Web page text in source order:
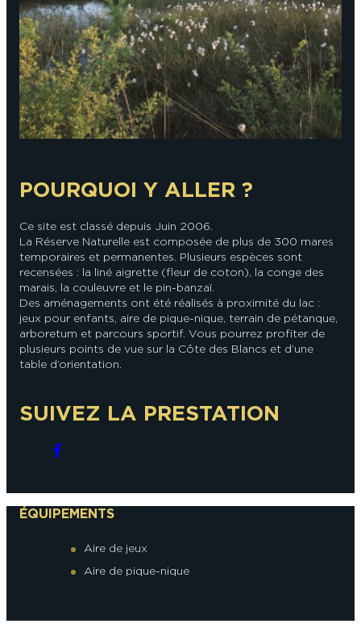
En couple En solo Épicurien En famille En groupe
POURQUOI Y ALLER ?
Ce site est classé depuis Juin 2006.
La Réserve Naturelle est composée de plus de 300 mares
temporaires et permanentes. Plusieurs espèces sont
recensées : la liné aigrette (fleur de coton), la conge des
marais, la couleuvre et le pin-banzaï.
Des aménagements ont été réalisés à proximité du lac :
jeux pour enfants, aire de pique-nique, terrain de pétanque,
arboretum et parcours sportif. Vous pourrez profiter de
plusieurs points de vue sur la Côte des Blancs et d’une
table d’orientation.
SUIVEZ LA PRESTATION
ÉQUIPEMENTS
Aire de jeux
Aire de pique-nique